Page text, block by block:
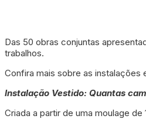
Das 50 obras conjuntas
trabalhos.
Confira mais sobre as instalações
Instalação Vestido: Quantas
Criada a partir de uma moulage